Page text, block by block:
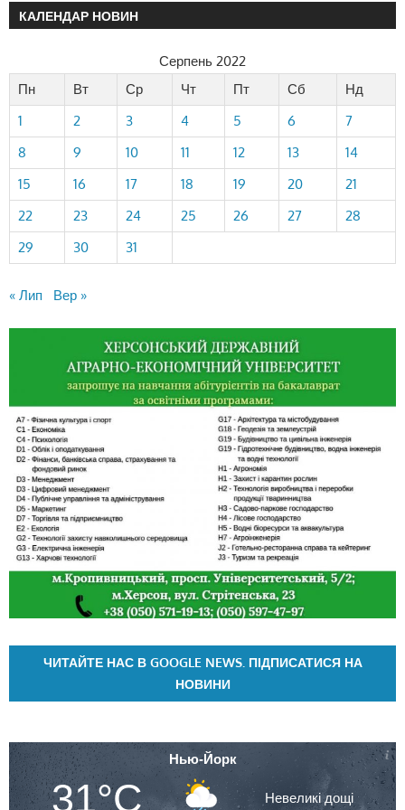
КАЛЕНДАР НОВИН
Серпень 2022
Пн
Вт Ср Чт Пт Сб
Нд
1
2 3 4 5 6
7
8
9 10 11 12 13
14
15
16 17 18 19 20
21
22
23 24 25 26 27
28
29
30 31
« Лип Вер »
ЧИТАЙТЕ НАС В GOOGLE NEWS. ПІДПИСАТИСЯ НА
НОВИНИ
Нью-Йорк
31°C Невеликі дощі